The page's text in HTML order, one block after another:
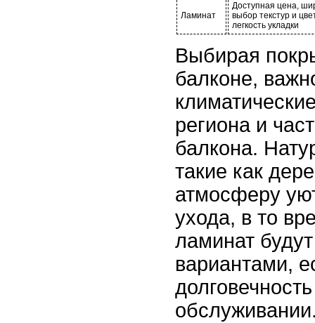
Ламинат
Доступная цена,
выбор текстур и
легкость укладки
Выбирая
балконе,
региона и
балкона.
такие как
атмосферу
ухода, в то
ламинат
вариантами,